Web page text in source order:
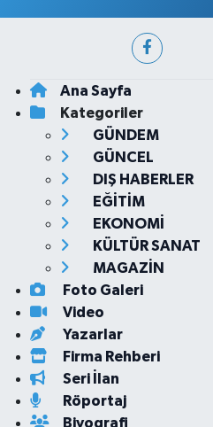
Ana Sayfa
Kategoriler
GÜNDEM
GÜNCEL
DIŞ HABERLER
EĞİTİM
EKONOMİ
KÜLTÜR SANAT
MAGAZİN
Foto Galeri
Video
Yazarlar
Firma Rehberi
Seri İlan
Röportaj
Biyografi